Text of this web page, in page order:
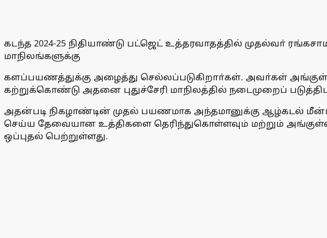
கடந்த 2024-25 நிதியாண்டு பட்ஜெட் உத்தரவாதத்தில் முதல்வா்
மாநிலங்களுக்கு
களப்பயணத்துக்கு அழைத்து செல்லப்படுகிறாா்கள். அவா்கள்
கற்றுக்கொண்டு அதனை புதுச்சேரி மாநிலத்தில் நடைமுறைப்
அதன்படி நிகழாண்டின் முதல் பயணமாக அந்தமானுக்கு ஆழ்கடல்
செய்ய தேவையான உத்திகளை தெரிந்துகொள்ளவும் மற்றும் அங்குள்ள
ஒப்புதல் பெற்றுள்ளது.